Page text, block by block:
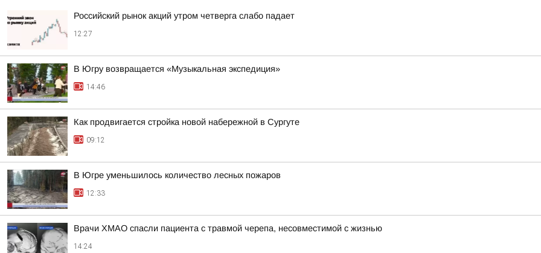
Российский рынок акций утром четверга слабо падает
12:27
В Югру возвращается «Музыкальная экспедиция»
14:46
Как продвигается стройка новой набережной в Сургуте
09:12
В Югре уменьшилось количество лесных пожаров
12:33
Врачи ХМАО спасли пациента с травмой черепа, несовместимой с жизнью
14:24